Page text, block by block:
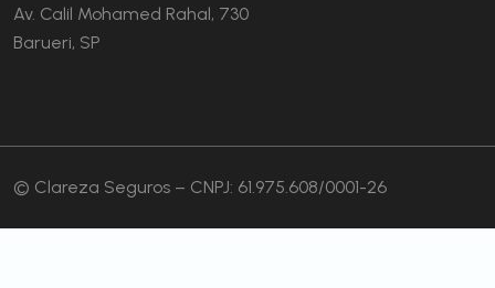
Av. Calil Mohamed Rahal, 730
Barueri, SP
© Clareza Seguros – CNPJ: 61.975.608/0001-26